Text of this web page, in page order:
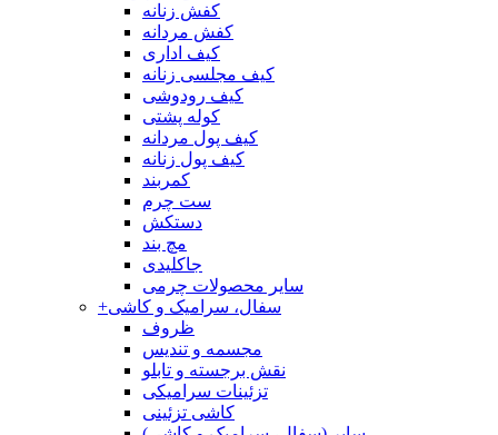
کفش زنانه
کفش مردانه
کیف اداری
کیف مجلسی زنانه
کیف رودوشی
کوله پشتی
کیف پول مردانه
کیف پول زنانه
کمربند
ست چرم
دستکش
مچ بند
جاکلیدی
سایر محصولات چرمی
+سفال، سرامیک و کاشی
ظروف
مجسمه و تندیس
نقش برجسته و تابلو
تزئینات سرامیکی
کاشی تزئینی